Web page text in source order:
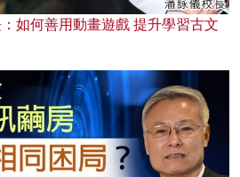
如何善用動畫遊戲 提升學習古文